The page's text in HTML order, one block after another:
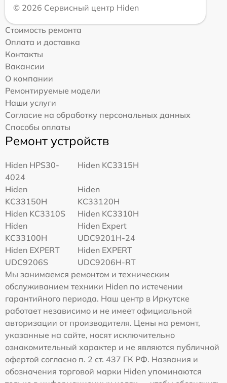
© 2026 Сервисный центр Hiden
Стоимость ремонта
Оплата и доставка
Контакты
Вакансии
О компании
Ремонтируемые модели
Наши услуги
Согласие на обработку персональных данных
Способы оплаты
Ремонт устройств
Hiden HPS30-
4024
Hiden KC3315H
Hiden
KC33150H
Hiden
KC33120H
Hiden KC3310S
Hiden KC3310H
Hiden
KC33100H
Hiden Expert
UDC9201H-24
Hiden EXPERT
UDC9206S
Hiden EXPERT
UDC9206H-RT
Мы занимаемся ремонтом и техническим
обслуживанием техники Hiden по истечении
гарантийного периода. Наш центр в Иркутске
работает независимо и не имеет официальной
авторизации от производителя. Цены на ремонт,
указанные на сайте, носят исключительно
ознакомительный характер и не являются публичной
офертой согласно п. 2 ст. 437 ГК РФ. Названия и
обозначения торговой марки Hiden упоминаются